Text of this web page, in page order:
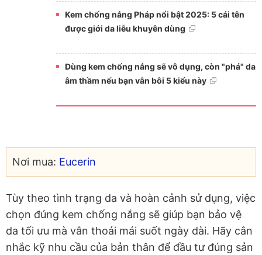
Kem chống nắng Pháp nổi bật 2025: 5 cái tên
được giới da liễu khuyên dùng
Dùng kem chống nắng sẽ vô dụng, còn "phá" da
âm thầm nếu bạn vẫn bôi 5 kiểu này
Nơi mua: Eucerin
Tùy theo tình trạng da và hoàn cảnh sử dụng, việc
chọn đúng kem chống nắng sẽ giúp bạn bảo vệ
da tối ưu mà vẫn thoải mái suốt ngày dài. Hãy cân
nhắc kỹ nhu cầu của bản thân để đầu tư đúng sản